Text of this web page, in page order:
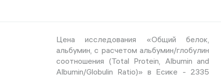
Цена исследования «Общий белок,
альбумин, с расчетом альбумин/глобулин
соотношения (Total Protein, Albumin and
Albumin/Globulin Ratio)» в Есике - 2335